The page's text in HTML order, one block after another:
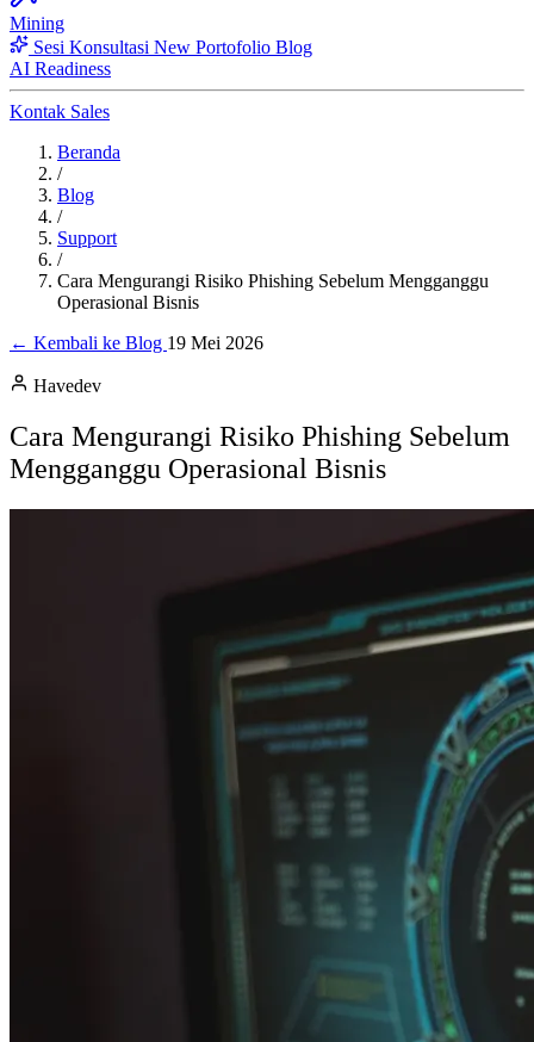
Mining
Sesi Konsultasi New Portofolio Blog
AI Readiness
Kontak Sales
Beranda
/
Blog
/
Support
/
Cara Mengurangi Risiko Phishing Sebelum Mengganggu
Operasional Bisnis
← Kembali ke Blog 19 Mei 2026
Havedev
Cara Mengurangi Risiko Phishing Sebelum
Mengganggu Operasional Bisnis